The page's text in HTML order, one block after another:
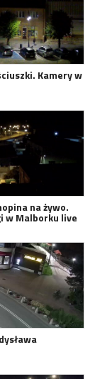
Kamery w
na żywo.
w Malborku live